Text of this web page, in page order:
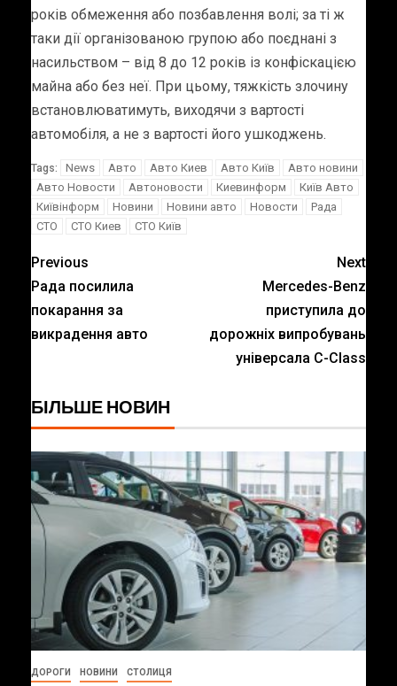
років обмеження або позбавлення волі; за ті ж
таки дії організованою групою або поєднані з
насильством – від 8 до 12 років із конфіскацією
майна або без неї. При цьому, тяжкість злочину
встановлюватимуть, виходячи з вартості
автомобіля, а не з вартості його ушкоджень.
Tags: News Авто Авто Киев Авто Київ
Авто новини
Авто Новости
Автоновости Киевинформ
Київ Авто
Київінформ
Новини Новини авто Новости
Рада
СТО
СТО Киев СТО Київ
Previous
Рада посилила
покарання за
викрадення авто
Next
Mercedes-Benz
приступила до
дорожніх випробувань
універсала C-Class
БІЛЬШЕ НОВИН
ДОРОГИ НОВИНИ СТОЛИЦЯ